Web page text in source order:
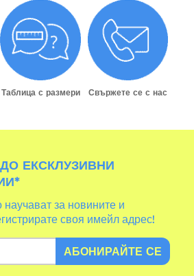
Таблица с размери Свържете се с нас
ЕКСКЛУЗИВНИ
за новините и
своя имейл адрес!
АБОНИРАЙТЕ СЕ